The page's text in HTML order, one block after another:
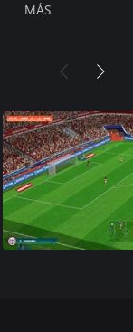
MÁS